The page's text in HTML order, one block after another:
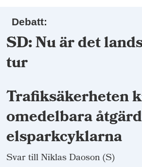
Debatt:
SD: Nu är det
tur
Trafiksäkerheten
omedelbara
elsparkcyklarna
Svar till Niklas Daoson (S)